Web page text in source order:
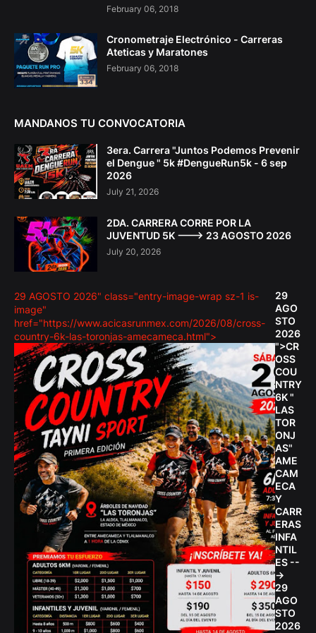
February 06, 2018
Cronometraje Electrónico - Carreras
Ateticas y Maratones
February 06, 2018
MANDANOS TU CONVOCATORIA
3era. Carrera "Juntos Podemos Prevenir
el Dengue " 5k #DengueRun5k - 6 sep
2026
July 21, 2026
2DA. CARRERA CORRE POR LA
JUVENTUD 5K ---> 23 AGOSTO 2026
July 20, 2026
29 AGOSTO 2026" class="entry-image-wrap sz-1 is-
image"
href="https://www.acicasrunmex.com/2026/08/cross-
country-6k-las-toronjas-amecameca.html">
29
AGO
STO
2026
">CR
OSS
COU
NTRY
6K "
LAS
TOR
ONJ
AS"
AME
CAM
ECA
Y
CARR
ERAS
INFA
NTIL
ES --
->
29
AGO
STO
2026